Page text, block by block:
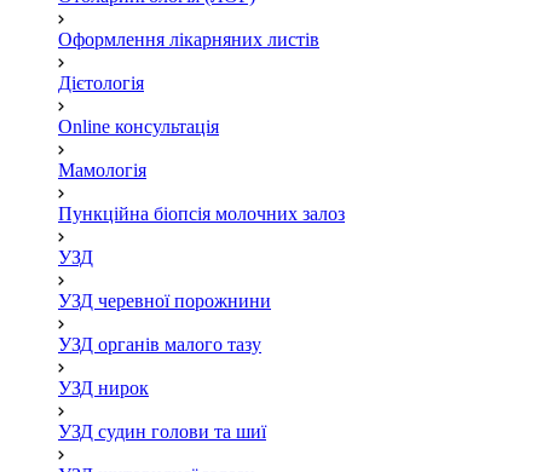
Оформлення лікарняних листів
Дієтологія
Online консультація
Мамологія
Пункційна біопсія молочних залоз
УЗД
УЗД черевної порожнини
УЗД органів малого тазу
УЗД нирок
УЗД судин голови та шиї